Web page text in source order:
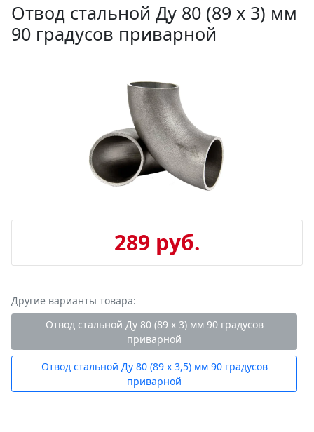
Отвод стальной Ду 80 (89 х 3) мм
90 градусов приварной
289 руб.
Другие варианты товара:
Отвод стальной Ду 80 (89 х 3) мм 90 градусов
приварной
Отвод стальной Ду 80 (89 х 3,5) мм 90 градусов
приварной